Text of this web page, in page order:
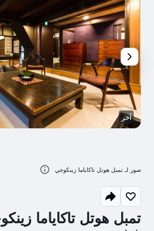
تمبل هوتل تاكاياما
آخر
صور لـ تمبل هوتل تاكاياما زينكوجي